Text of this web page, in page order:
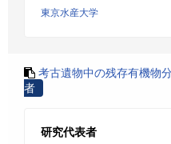
東京水産大学
考古遺物中の残存有機物
者
研究代表者